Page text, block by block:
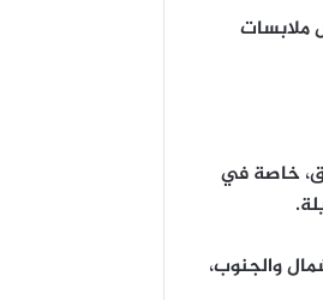
ملابسات
خاصة في
والجنوب،